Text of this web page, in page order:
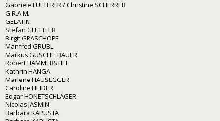
Gabriele FULTERER / Christine SCHERRER
G.R.A.M.
GELATIN
Stefan GLETTLER
Birgit GRASCHOPF
Manfred GRÜBL
Markus GUSCHELBAUER
Robert HAMMERSTIEL
Kathrin HANGA
Marlene HAUSEGGER
Caroline HEIDER
Edgar HONETSCHLÄGER
Nicolas JASMIN
Barbara KAPUSTA